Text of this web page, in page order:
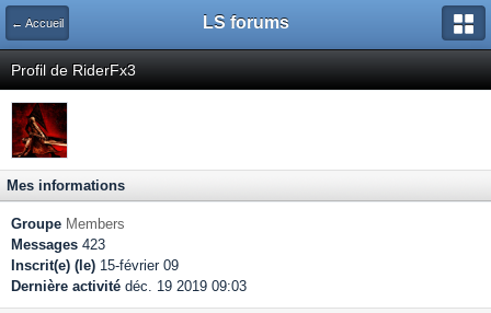
← Accueil LS forums
Profil de RiderFx3
Mes informations
Groupe Members
Messages 423
Inscrit(e) (le) 15-février 09
Dernière activité déc. 19 2019 09:03